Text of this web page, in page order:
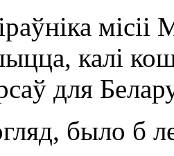
калі
для
было б